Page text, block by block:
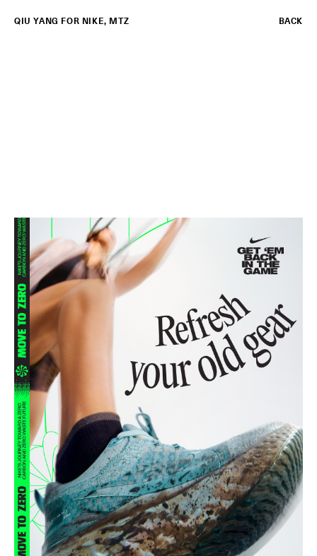
QIU YANG FOR NIKE, MTZ BACK